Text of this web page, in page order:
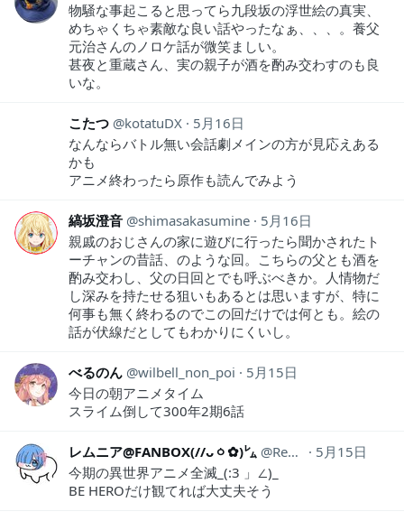
物騒な事起こると思ってら九段坂の浮世絵の真実、
めちゃくちゃ素敵な良い話やったなぁ、、、。養父
元治さんのノロケ話が微笑ましい。
甚夜と重蔵さん、実の親子が酒を酌み交わすのも良
いな。
こたつ kotatuDX
5月16日
なんならバトル無い会話劇メインの方が見応えある
かも
アニメ終わったら原作も読んでみよう
縞坂澄音 shimasakasumine
5月16日
親戚のおじさんの家に遊びに行ったら聞かされたト
ーチャンの昔話、のような回。こちらの父とも酒を
酌み交わし、父の日回とでも呼ぶべきか。人情物だ
し深みを持たせる狙いもあるとは思いますが、特に
何事も無く終わるのでこの回だけでは何とも。絵の
話が伏線だとしてもわかりにくいし。
べるのん wilbell_non_poi
5月15日
今日の朝アニメタイム
スライム倒して300年2期6話
レムニア@FANBOX(//ᴗㆁ✿)㍕ Remnia_OniOni
5月15日
今期の異世界アニメ全滅_(:3 」∠)_
BE HEROだけ観てれば大丈夫そう